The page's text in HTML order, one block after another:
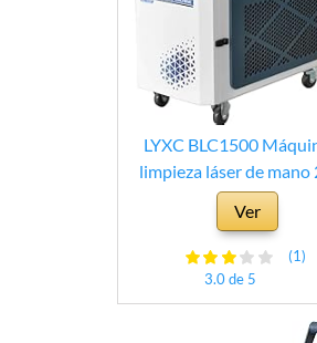
LYXC BLC1500
limpieza láser de mano
1phase Máquina de
láser de fibra sin
360°Cleaning con
por agua Aplicado al
pared, limpieza de
Ver
3.0 de 5
(1)